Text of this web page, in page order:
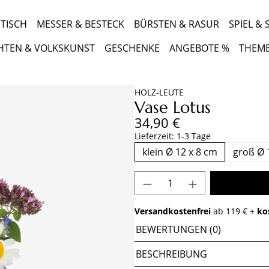
MESSER & BESTECK BÜRSTEN & RASUR
SPIEL &
& VOLKSKUNST
GESCHENKE ANGEBOTE %
HOLZ-LEUTE
Vase Lotus
Regulärer Preis:
34,90 €
Lieferzeit: 1-3 Tage
klein Ø 12 x 8 cm groß Ø
Produkt Anzahl:
Versandkostenfrei ab 119 € +
BEWERTUNGEN (0)
BESCHREIBUNG